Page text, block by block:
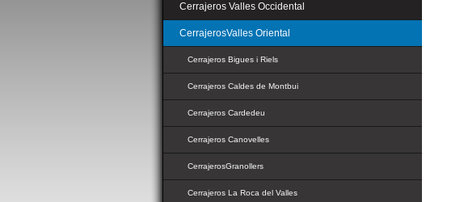
Cerrajeros Valles Occidental
CerrajerosValles Oriental
Cerrajeros Bigues i Riels
Cerrajeros Caldes de Montbui
Cerrajeros Cardedeu
Cerrajeros Canovelles
CerrajerosGranollers
Cerrajeros La Roca del Valles